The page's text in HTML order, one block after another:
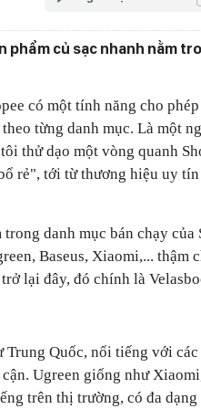
phẩm củ sạc nhanh nằm
có một tính năng cho
từng danh mục. Là một
thử dạo một vòng quanh
rẻ", tới từ thương hiệu uy
danh mục bán chạy của
Baseus, Xiaomi,... thậm
lại đây, đó chính là
Quốc, nổi tiếng với
Ugreen giống như
trên thị trường, có đa dạng